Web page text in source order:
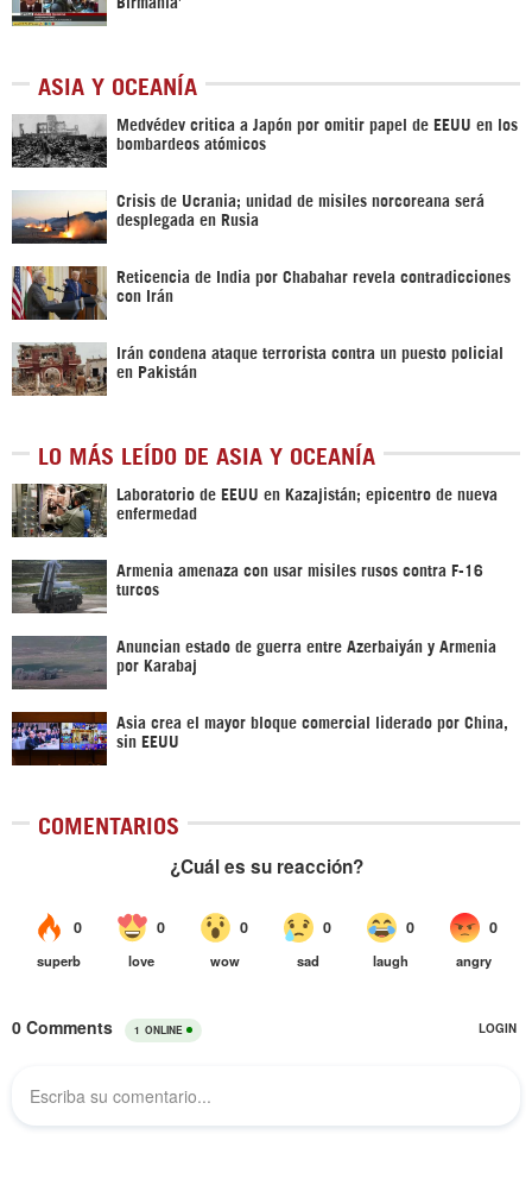
ASIA Y OCEANÍA
Medvédev critica a Japón por omitir papel de EEUU en los
bombardeos atómicos
Crisis de Ucrania; unidad de misiles norcoreana será
desplegada en Rusia
Reticencia de India por Chabahar revela contradicciones
con Irán
Irán condena ataque terrorista contra un puesto policial
en Pakistán
LO MÁS LEÍDO DE ASIA Y OCEANÍA
Laboratorio de EEUU en Kazajistán; epicentro de nueva
enfermedad
Armenia amenaza con usar misiles rusos contra F-16
turcos
Anuncian estado de guerra entre Azerbaiyán y Armenia
por Karabaj
Asia crea el mayor bloque comercial liderado por China,
sin EEUU
COMENTARIOS